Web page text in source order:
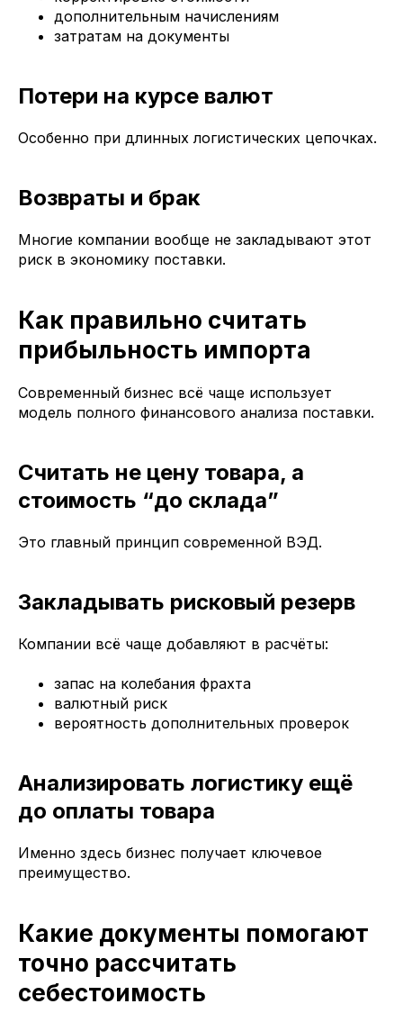
дополнительным начислениям
затратам на документы
Потери на курсе валют
Особенно при длинных логистических цепочках.
Возвраты и брак
Многие компании вообще не закладывают этот
риск в экономику поставки.
Как правильно считать
прибыльность импорта
Современный бизнес всё чаще использует
модель полного финансового анализа поставки.
Считать не цену товара, а
стоимость “до склада”
Это главный принцип современной ВЭД.
Закладывать рисковый резерв
Компании всё чаще добавляют в расчёты:
запас на колебания фрахта
валютный риск
вероятность дополнительных проверок
Анализировать логистику ещё
до оплаты товара
Именно здесь бизнес получает ключевое
преимущество.
Какие документы помогают
точно рассчитать
себестоимость